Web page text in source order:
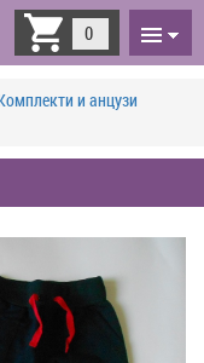
Toggle
0
и анцузи